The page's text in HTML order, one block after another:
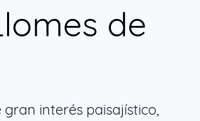
de
interés paisajístico,